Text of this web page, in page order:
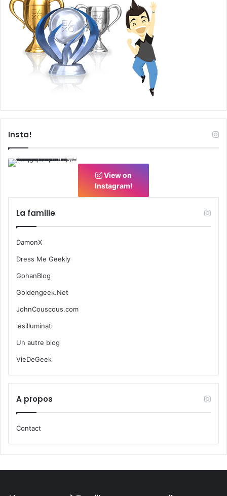
Insta!
View on
Instagram!
La famille
DamonX
Dress Me Geekly
GohanBlog
Goldengeek.Net
JohnCouscous.com
lesilluminati
Un autre blog
VieDeGeek
A propos
Contact